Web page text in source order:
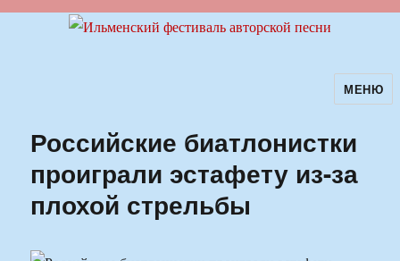
Ильменский фестиваль авторскойМЕНЮ
Российские биатлонистки
проиграли эстафету из-за
плохой стрельбы